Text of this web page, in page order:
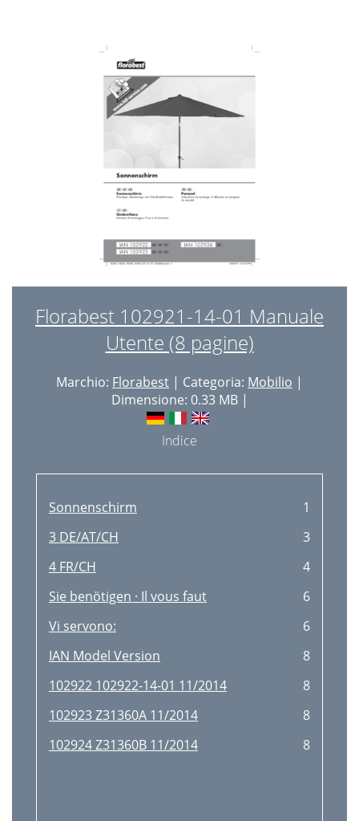
Florabest 102921-14-01 Manuale
Utente (8 pagine)
Marchio: Florabest | Categoria: Mobilio |
Dimensione: 0.33 MB |
Indice
Sonnenschirm
1
3 DE/AT/CH
3
4 FR/CH
4
Sie benötigen · Il vous faut
6
Vi servono:
6
IAN Model Version
8
102922 102922-14-01 11/2014
8
102923 Z31360A 11/2014
8
102924 Z31360B 11/2014
8